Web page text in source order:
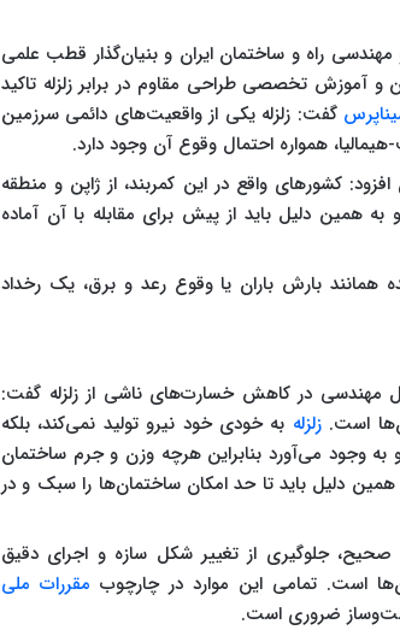
راه و ساختمان ایران و بنیان‌گذار قطب علمی
آموزش تخصصی طراحی مقاوم در برابر زلزله تاکید
گفت: زلزله یکی از واقعیت‌های دائمی سرزمین
همواره احتمال وقوع آن وجود دارد.
کشورهای واقع در این کمربند، از ژاپن و منطقه
و به همین دلیل باید از پیش برای مقابله با آن آماده
همانند بارش باران یا وقوع رعد و برق، یک رخداد
مهندسی در کاهش خسارت‌های ناشی از زلزله گفت:
است.زلزله به خودی خود نیرو تولید نمی‌کند، بلکه
به وجود می‌آورد بنابراین هرچه وزن و جرم ساختمان
همین دلیل باید تا حد امکان ساختمان‌ها را سبک و در
صحیح، جلوگیری از تغییر شکل سازه و اجرای دقیق
است. تمامی این موارد در چارچوب مقررات ملی
ضروری است.